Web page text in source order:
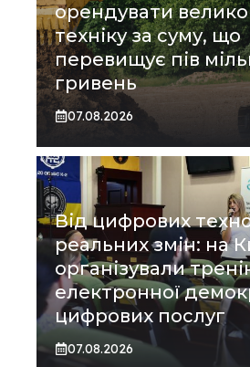
орендувати
техніку за суму, що
перевищує пів
гривень
07.08.2026
Від цифрових
реальних змін: на
організували
електронної
цифрових послуг
07.08.2026